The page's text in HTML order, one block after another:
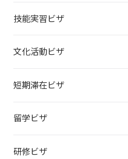
技能実習ビザ
文化活動ビザ
短期滞在ビザ
留学ビザ
研修ビザ